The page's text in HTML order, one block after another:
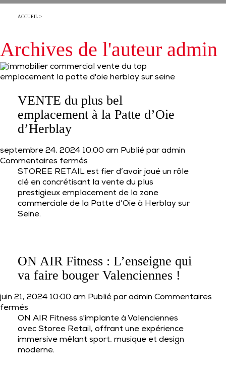
ACCUEIL >
Archives de l'auteur admin
VENTE du plus bel
emplacement à la Patte d’Oie
d’Herblay
septembre 24, 2024 10:00 am Publié paradmin
Commentaires fermés
VENTE
du
plus
bel
d’Herblay
STOREE RETAIL est fier d’avoir joué un rôle
clé en concrétisant la vente du plus
prestigieux emplacement de la zone
commerciale de la Patte d’Oie à Herblay sur
Seine.
ON AIR Fitness : L’enseigne qui
va faire bouger Valenciennes !
juin 21, 2024 10:00 am Publié paradmin Commentaires
fermés
ON
AIR
Fitness
:
ON AIR Fitness s'implante à Valenciennes
avec Storee Retail, offrant une expérience
immersive mêlant sport, musique et design
moderne.